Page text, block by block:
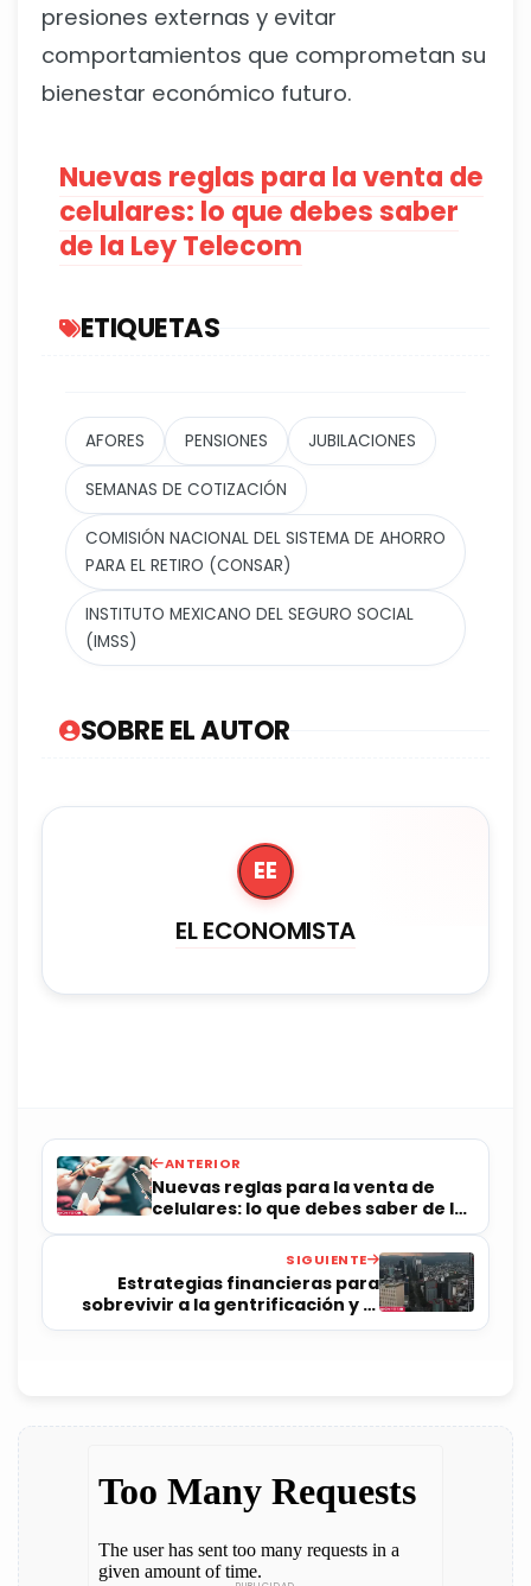
presiones externas y evitar
comportamientos que comprometan su
bienestar económico futuro.
Nuevas reglas para la venta de
celulares: lo que debes saber
de la Ley Telecom
ETIQUETAS
AFORES PENSIONES JUBILACIONES
SEMANAS DE COTIZACIÓN
COMISIÓN NACIONAL DEL SISTEMA DE AHORRO
PARA EL RETIRO (CONSAR)
INSTITUTO MEXICANO DEL SEGURO SOCIAL
(IMSS)
SOBRE EL AUTOR
EE
EL ECONOMISTA
ANTERIOR
Nuevas reglas para la venta de
celulares: lo que debes saber de la
Ley Telecom
SIGUIENTE
Estrategias financieras para
sobrevivir a la gentrificación y el
aumento de rentas